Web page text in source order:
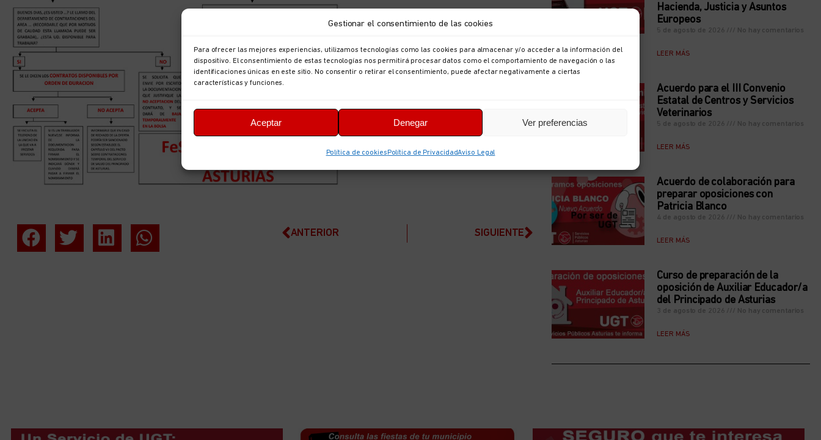
Gestionar el consentimiento de las cookies
Para ofrecer las mejores experiencias, utilizamos tecnologías como las cookies para almacenar y/o acceder a la información del
dispositivo. El consentimiento de estas tecnologías nos permitirá procesar datos como el comportamiento de navegación o las
identificaciones únicas en este sitio. No consentir o retirar el consentimiento, puede afectar negativamente a ciertas
características y funciones.
Aceptar Denegar Ver preferencias
Política de cookies Política de PrivacidadAviso Legal
ANTERIOR SIGUIENTE
Hacienda, Justicia y Asuntos
Europeos
5 de agosto de 2026 No hay comentarios
LEER MÁS
Acuerdo para el III Convenio
Estatal de Centros y Servicios
Veterinarios
5 de agosto de 2026 No hay comentarios
LEER MÁS
Acuerdo de colaboración para
preparar oposiciones con
Patricia Blanco
4 de agosto de 2026 No hay comentarios
LEER MÁS
Curso de preparación de la
oposición de Auxiliar Educador/a
del Principado de Asturias
3 de agosto de 2026 No hay comentarios
LEER MÁS